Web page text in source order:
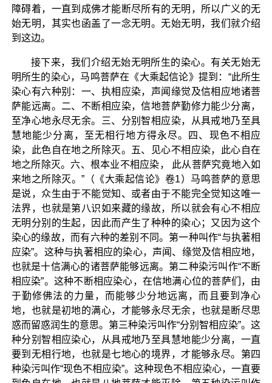
障碍着，一直到成佛才能断尽所有的无明，所以广义的无
始无明，其实也函盖了一念无明。无始无明，我们就介绍
到这边。
接下来，我们介绍无始无明所生的染心。有关无始无
明所生的染心，马鸣菩萨在《大乘起信论》提到：“此所生
染心有六种别：一、执相应染，声闻缘觉及信相应地诸菩
萨能远离。二、不断相应染，信地菩萨勤修力能少分离，
至净心地永尽无余。三、分别智相应染，从具戒地乃至具
慧地能少分离，至无相行地方得永尽。四、现色不相应
染，此色自在地之所除灭。五、见心不相应染，此心自在
地之所除灭。六、根本业不相应染， 此从菩萨究竟地入如
来地之所除灭。”（《大乘起信论》卷1）马鸣菩萨的意思
是说，众生由于不能觉知、或者由于不能完全觉知这唯一
法界，也就是第八识如来藏的缘故，所以就会有心不相应
无明分别的生起，因此而产生了种种的染心；又因为这个
染心的缘故，而有六种的差别不同。第一种叫作“与执著相
应染”。这种与执著相应的染心，声闻、缘觉及信相应地，
也就是十信满心的诸菩萨能够远离。第二种染污叫作“不断
相应染”。这种不断相应染心，在信地满心位的菩萨们，由
于勤修佛法的力量，而能够少分地远离，而且要到净心
地，也就是初地的满心，才能够永尽无余，也就是断尽思
惑而留惑润生的意思。第三种染污叫作“分别智相应染”。这
种分别智相应染心，从具戒地乃至具慧地能少分离，一直
要到无相行地，也就是七地心的境界，才能够永尽。第四
种染污叫作“现色不相应染”。这种现色不相应染心，一直要